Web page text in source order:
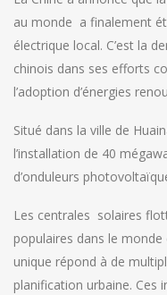
au monde a finalement
électrique local. C’est la
chinois dans ses efforts
l’adoption d’énergies
Situé dans la ville de
l’installation de 40
d’onduleurs
Les centrales solaires
populaires dans le
unique répond à de
planification urbaine.